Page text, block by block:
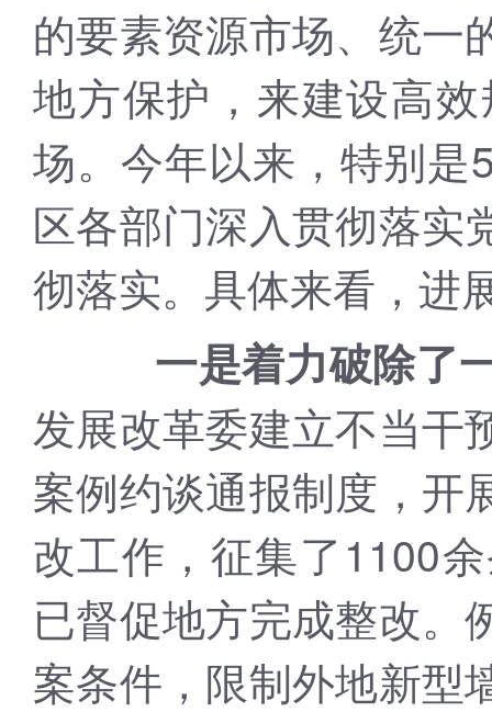
的要素资源市场、统一
地方保护，来建设高
场。今年以来，特别
区各部门深入贯彻落实
彻落实。具体来看，进
一是着力破除了
发展改革委建立不当干
案例约谈通报制度，开
改工作，征集了1100
已督促地方完成整改。
案条件，限制外地新型